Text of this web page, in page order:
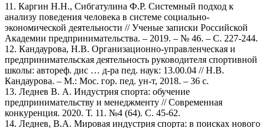
11. Каргин Н.Н., Сибгатулина Ф.Р. Системный подход к
анализу поведения человека в системе социально-
экономической деятельности // Ученые записки Российской
Академии предпринимательства. – 2019. – № 46. – С. 227-244.
12. Кандаурова, Н.В. Организационно-управленческая и
предпринимательская деятельность руководителя спортивной
школы: автореф. дис … д-ра пед. наук: 13.00.04 // Н.В.
Кандаурова. – М.: Мос. гор. пед. ун-т, 2018. – 36 с.
13. Леднев В. А. Индустрия спорта: обучение
предпринимательству и менеджменту // Современная
конкуренция. 2020. Т. 11. №4 (64). С. 45-62.
14. Леднев, В.А. Мировая индустрия спорта: в поисках нового